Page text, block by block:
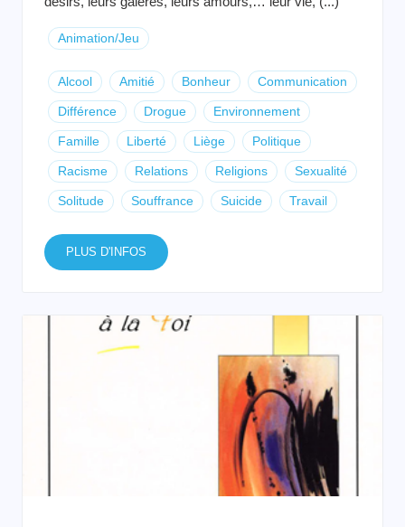
Animation/Jeu
Alcool Amitié Bonheur Communication
Différence Drogue Environnement
Famille Liberté Liège Politique
Racisme Relations Religions Sexualité
Solitude Souffrance Suicide Travail
PLUS D'INFOS